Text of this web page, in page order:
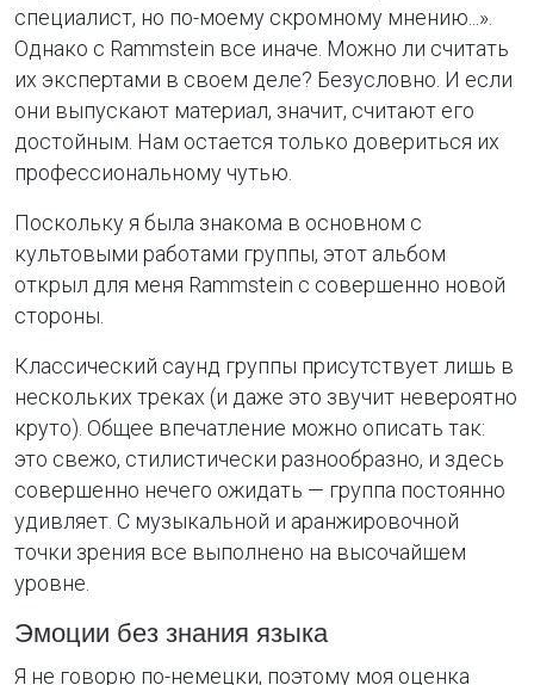
специалист, но по-моему скромному мнению...».
Однако с Rammstein все иначе. Можно ли считать
их экспертами в своем деле? Безусловно. И если
они выпускают материал, значит, считают его
достойным. Нам остается только довериться их
профессиональному чутью.
Поскольку я была знакома в основном с
культовыми работами группы, этот альбом
открыл для меня Rammstein с совершенно новой
стороны.
Классический саунд группы присутствует лишь в
нескольких треках (и даже это звучит невероятно
круто). Общее впечатление можно описать так:
это свежо, стилистически разнообразно, и здесь
совершенно нечего ожидать — группа постоянно
удивляет. С музыкальной и аранжировочной
точки зрения все выполнено на высочайшем
уровне.
Эмоции без знания языка
Я не говорю по-немецки, поэтому моя оценка